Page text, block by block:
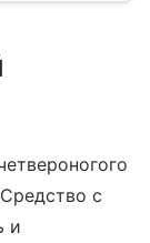
с
и